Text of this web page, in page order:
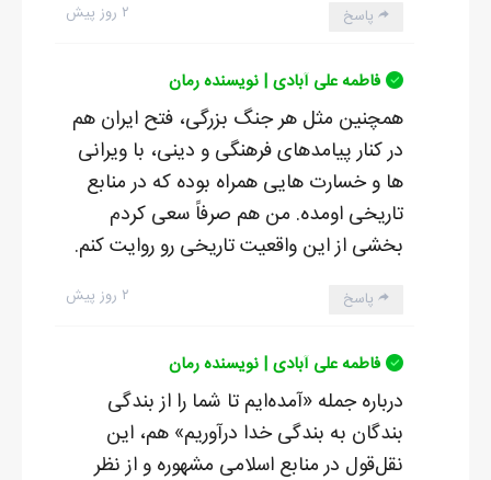
۲ روز پیش پاسخ
فاطمه علی آبادی | نویسنده رمان
همچنین مثل هر جنگ بزرگی، فتح ایران هم
در کنار پیامدهای فرهنگی و دینی، با ویرانی
ها و خسارت هایی همراه بوده که در منابع
تاریخی اومده. من هم صرفاً سعی کردم
بخشی از این واقعیت تاریخی رو روایت کنم.
۲ روز پیش پاسخ
فاطمه علی آبادی | نویسنده رمان
درباره جمله «آمده‌ایم تا شما را از بندگی
بندگان به بندگی خدا درآوریم» هم، این
نقل‌قول در منابع اسلامی مشهوره و از نظر